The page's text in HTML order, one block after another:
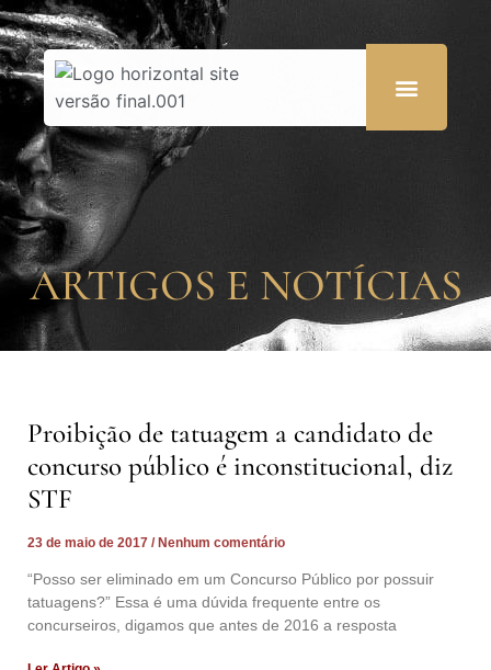
ARTIGOS E NOTÍCIAS
Proibição de tatuagem a candidato de
concurso público é inconstitucional, diz
STF
23 de maio de 2017 Nenhum comentário
“Posso ser eliminado em um Concurso Público por possuir
tatuagens?” Essa é uma dúvida frequente entre os
concurseiros, digamos que antes de 2016 a resposta